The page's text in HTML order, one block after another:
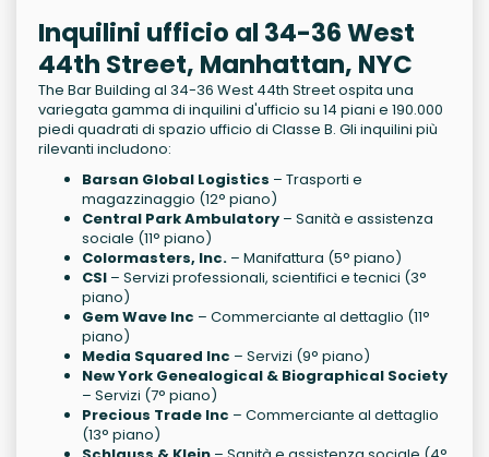
Inquilini ufficio al 34-36 West
44th Street, Manhattan, NYC
The Bar Building al 34-36 West 44th Street ospita una
variegata gamma di inquilini d'ufficio su 14 piani e 190.000
piedi quadrati di spazio ufficio di Classe B. Gli inquilini più
rilevanti includono:
Barsan Global Logistics – Trasporti e
magazzinaggio (12° piano)
Central Park Ambulatory – Sanità e assistenza
sociale (11° piano)
Colormasters, Inc. – Manifattura (5° piano)
CSI – Servizi professionali, scientifici e tecnici (3°
piano)
Gem Wave Inc – Commerciante al dettaglio (11°
piano)
Media Squared Inc – Servizi (9° piano)
New York Genealogical & Biographical Society
– Servizi (7° piano)
Precious Trade Inc – Commerciante al dettaglio
(13° piano)